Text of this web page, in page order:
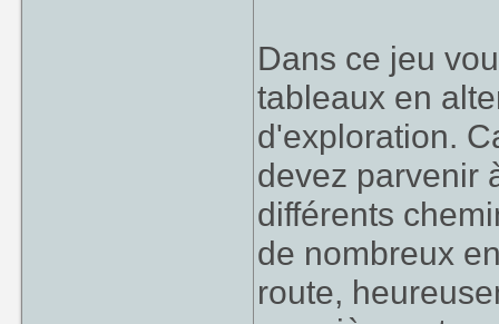
Dans ce jeu
tableaux en
d'exploration.
devez parvenir
différents
de nombreux
route,